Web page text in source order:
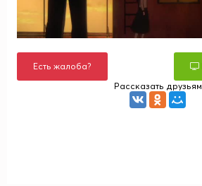
Есть жалоба?
Рассказать друзьям